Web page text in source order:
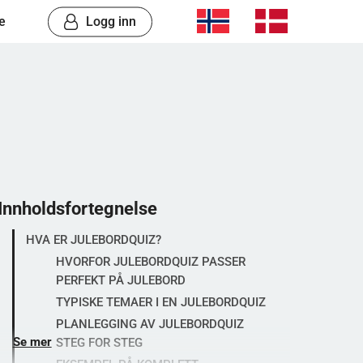
Logg inn
HVA ER JULEBORDQUIZ?
HVORFOR JULEBORDQUIZ PASSER
PERFEKT PÅ JULEBORD
TYPISKE TEMAER I EN JULEBORDQUIZ
PLANLEGGING AV JULEBORDQUIZ
STEG FOR STEG
Se mer